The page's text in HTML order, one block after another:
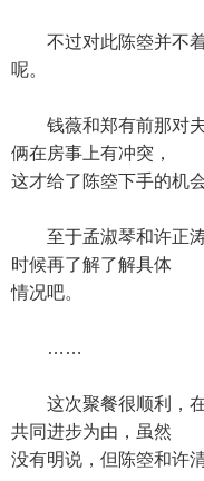
不过对此陈箜并不着
呢。
钱薇和郑有前那对夫
俩在房事上有冲突，
这才给了陈箜下手的机会
至于孟淑琴和许正涛
时候再了解了解具体
情况吧。
……
这次聚餐很顺利，在
共同进步为由，虽然
没有明说，但陈箜和许